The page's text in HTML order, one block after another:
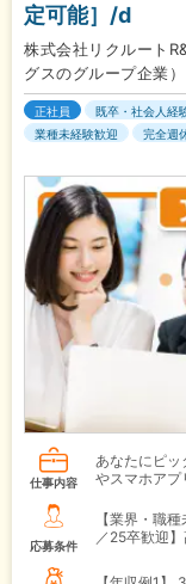
定可能］/d
株式会社リクルート
グスのグループ企業）
正社員 既卒・社会人経
業種未経験歓迎
完全週
仕事内容
あなたにピ
やスマホアプ
応募条件
【業界・職
／25卒歓迎